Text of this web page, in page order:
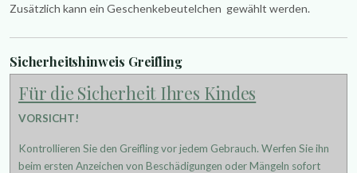
Zusätzlich kann ein Geschenkebeutelchen gewählt werden.
Sicherheitshinweis Greifling
Für die Sicherheit Ihres Kindes
VORSICHT!
Kontrollieren Sie den Greifling vor jedem Gebrauch. Werfen Sie ihn
beim ersten Anzeichen von Beschädigungen oder Mängeln sofort